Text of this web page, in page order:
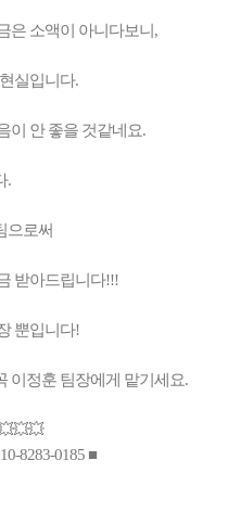
은 소액이 아니다보니,
실입니다.
이 안 좋을 것같네요.
.
으로써
받아드립니다!!!
뿐입니다!
이정훈 팀장에게 맡기세요.
8283-0185 ■